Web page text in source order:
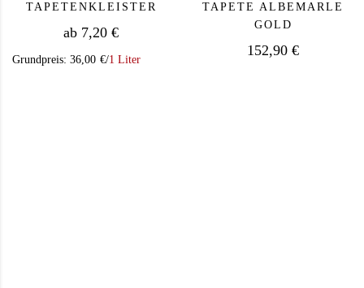
TAPETENKLEISTER
ab 7,20 €
Grundpreis: 36,00 €/1 Liter
TAPETE ALBEMARLE
GOLD
152,90 €